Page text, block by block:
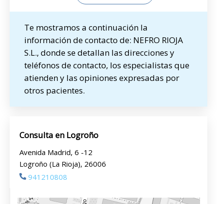
Te mostramos a continuación la
información de contacto de: NEFRO RIOJA
S.L., donde se detallan las direcciones y
teléfonos de contacto, los especialistas que
atienden y las opiniones expresadas por
otros pacientes.
Consulta en Logroño
Avenida Madrid, 6 -12
Logroño (La Rioja), 26006
941210808